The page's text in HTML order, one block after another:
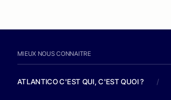
MIEUX NOUS CONNAITRE
ATLANTICO C'EST QUI, C'EST QUOI ? /